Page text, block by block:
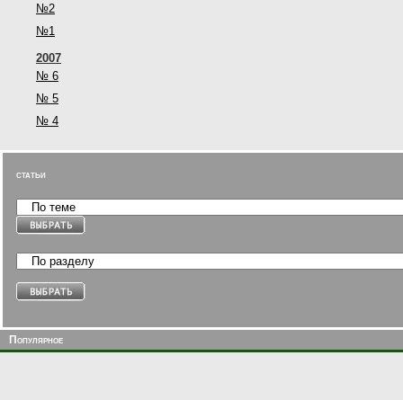
№2
№1
2007
№ 6
№ 5
№ 4
статьи
Популярное